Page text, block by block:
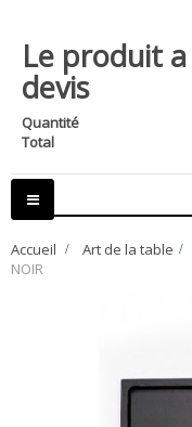
Le produit
devis
Quantité
Total
Basculer
la
Accueil > Art de la table >
NOIR